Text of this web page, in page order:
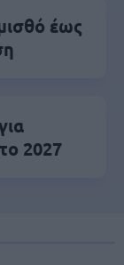
έως
2027